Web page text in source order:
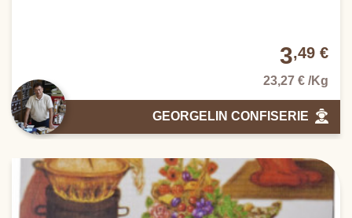
3,49 €
23,27 € /Kg
GEORGELIN CONFISERIE